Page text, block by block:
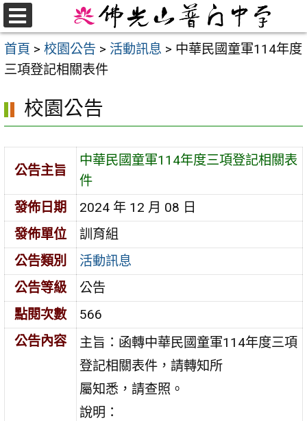
跳
至
主
要
首頁 > 校園公告 > 活動訊息 > 中華民國童軍114年度
三項登記相關表件
校園公告
公告主旨
中華民國童軍114年度三項登記相關表
件
發佈日期
2024 年 12 月 08 日
發佈單位
訓育組
公告類別
活動訊息
公告等級
公告
點閱次數
566
公告內容
主旨：函轉中華民國童軍114年度三項
登記相關表件，請轉知所
屬知悉，請查照。
說明：
選
單